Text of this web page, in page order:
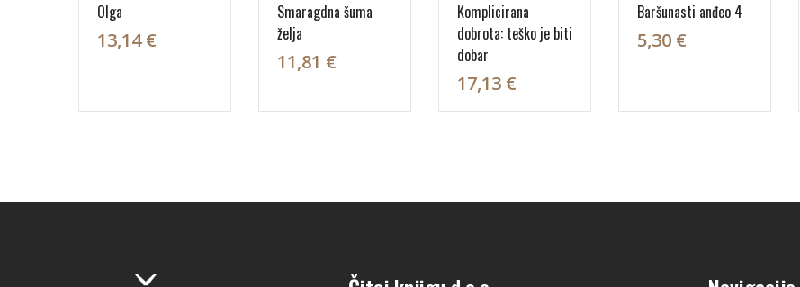
Olga
13,14 €
Smaragdna šuma
želja
11,81 €
Komplicirana
dobrota: teško je biti
dobar
17,13 €
Baršunasti anđeo 4
5,30 €